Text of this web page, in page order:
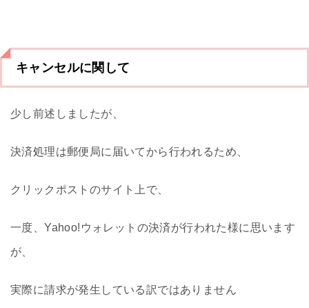
キャンセルに関して
少し前述しましたが、
決済処理は郵便局に届いてから行われるため、
クリックポストのサイト上で、
一度、Yahoo!ウォレットの決済が行われた様に思います
が、
実際に請求が発生している訳ではありません